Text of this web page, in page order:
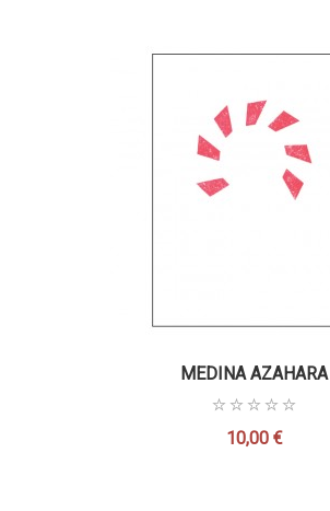
MEDINA AZAHARA
Precio
10,00 €